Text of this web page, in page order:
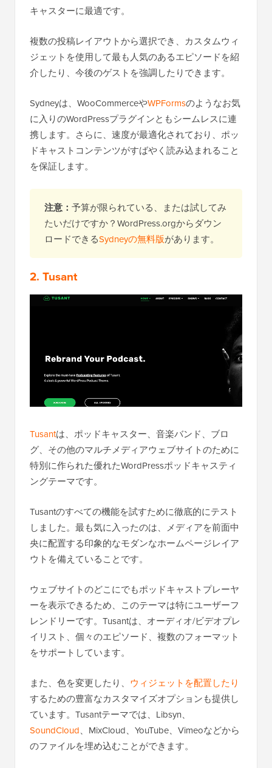
キャスターに最適です。
複数の投稿レイアウトから選択でき、カスタムウィ
ジェットを使用して最も人気のあるエピソードを紹
介したり、今後のゲストを強調したりできます。
Sydneyは、WooCommerceやWPFormsのようなお気
に入りのWordPressプラグインともシームレスに連
携します。さらに、速度が最適化されており、ポッ
ドキャストコンテンツがすばやく読み込まれること
を保証します。
注意： 予算が限られている、または試してみ
たいだけですか？WordPress.orgからダウン
ロードできるSydneyの無料版があります。
2. Tusant
Tusantは、ポッドキャスター、音楽バンド、ブロ
グ、その他のマルチメディアウェブサイトのために
特別に作られた優れたWordPressポッドキャスティ
ングテーマです。
Tusantのすべての機能を試すために徹底的にテスト
しました。最も気に入ったのは、メディアを前面中
央に配置する印象的なモダンなホームページレイア
ウトを備えていることです。
ウェブサイトのどこにでもポッドキャストプレーヤ
ーを表示できるため、このテーマは特にユーザーフ
レンドリーです。Tusantは、オーディオ/ビデオプレ
イリスト、個々のエピソード、複数のフォーマット
をサポートしています。
また、色を変更したり、 ウィジェットを配置したり
するための豊富なカスタマイズオプションも提供し
ています。Tusantテーマでは、Libsyn、
SoundCloud、MixCloud、YouTube、Vimeoなどから
のファイルを埋め込むことができます。